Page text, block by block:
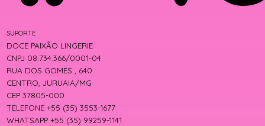
SUPORTE
DOCE PAIXÃO LINGERIE
CNPJ 08.734.366/0001-04
RUA DOS GOMES , 640
CENTRO, JURUAIA/MG
CEP 37805-000
TELEFONE +55 (35) 3553-1677
WHATSAPP +55 (35) 99259-1141